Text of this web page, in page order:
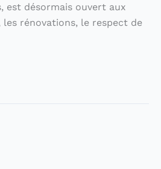
est désormais ouvert aux
les rénovations, le respect de